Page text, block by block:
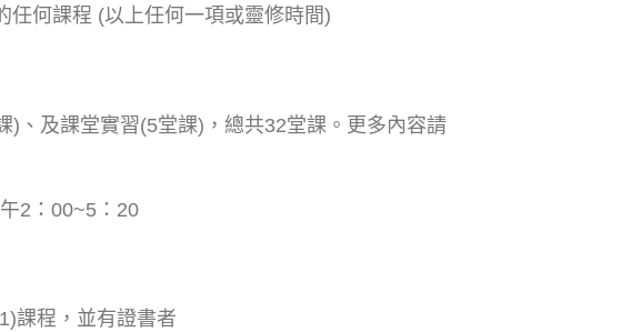
任何課程 (以上任何一項或靈修時間)
)、及課堂實習(5堂課)，總共32堂課。更多內容請
2：00~5：20
課程，並有證書者